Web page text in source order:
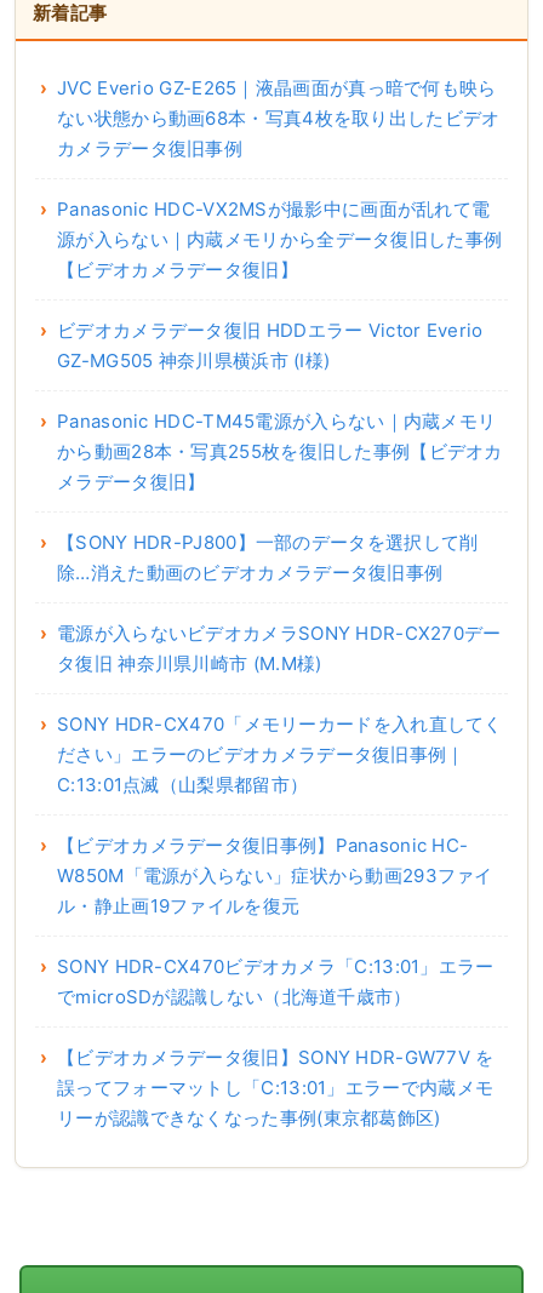
新着記事
JVC Everio GZ-E265｜液晶画面が真っ暗で何も映ら
ない状態から動画68本・写真4枚を取り出したビデオ
カメラデータ復旧事例
Panasonic HDC-VX2MSが撮影中に画面が乱れて電
源が入らない｜内蔵メモリから全データ復旧した事例
【ビデオカメラデータ復旧】
ビデオカメラデータ復旧 HDDエラー Victor Everio
GZ-MG505 神奈川県横浜市 (I様)
Panasonic HDC-TM45電源が入らない｜内蔵メモリ
から動画28本・写真255枚を復旧した事例【ビデオカ
メラデータ復旧】
【SONY HDR-PJ800】一部のデータを選択して削
除…消えた動画のビデオカメラデータ復旧事例
電源が入らないビデオカメラSONY HDR-CX270デー
タ復旧 神奈川県川崎市 (M.M様)
SONY HDR-CX470「メモリーカードを入れ直してく
ださい」エラーのビデオカメラデータ復旧事例｜
C:13:01点滅（山梨県都留市）
【ビデオカメラデータ復旧事例】Panasonic HC-
W850M「電源が入らない」症状から動画293ファイ
ル・静止画19ファイルを復元
SONY HDR-CX470ビデオカメラ「C:13:01」エラー
でmicroSDが認識しない（北海道千歳市）
【ビデオカメラデータ復旧】SONY HDR-GW77V を
誤ってフォーマットし「C:13:01」エラーで内蔵メモ
リーが認識できなくなった事例(東京都葛飾区)